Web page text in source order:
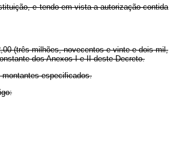
e tendo em vista a autorização contida
(três milhões, novecentos e vinte e dois mil,
dos Anexos I e II deste Decreto.
especificados.